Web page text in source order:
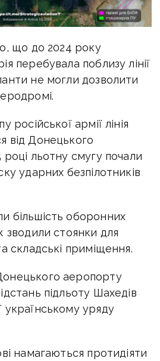
що до 2024 року
перебувала поблизу лінії
не могли дозволити
російської армії лінія
від Донецького
льотну смугу почали
ударних безпілотників
більшість оборонних
зводили стоянки для
складські приміщення.
аеропорту
підльоту Шахедів
українському уряду
намагаються протидіяти